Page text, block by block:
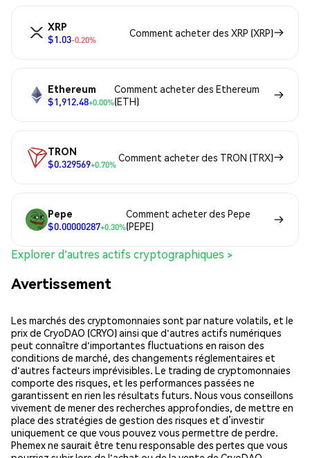
XRP
$1.03-0.20%
Comment acheter des XRP (XRP)
Ethereum
$1,912.48+0.00%
Comment acheter des Ethereum
(ETH)
TRON
$0.329569+0.70%
Comment acheter des TRON (TRX)
Pepe
$0.00000287+0.30%
Comment acheter des Pepe
(PEPE)
Explorer d'autres actifs cryptographiques >
Avertissement
Les marchés des cryptomonnaies sont par nature volatils, et le
prix de CryoDAO (CRYO) ainsi que d'autres actifs numériques
peut connaître d'importantes fluctuations en raison des
conditions de marché, des changements réglementaires et
d'autres facteurs imprévisibles. Le trading de cryptomonnaies
comporte des risques, et les performances passées ne
garantissent en rien les résultats futurs. Nous vous conseillons
vivement de mener des recherches approfondies, de mettre en
place des stratégies de gestion des risques et d’investir
uniquement ce que vous pouvez vous permettre de perdre.
Phemex ne saurait être tenu responsable des pertes que vous